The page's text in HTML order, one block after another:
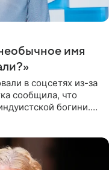
имя
в соцсетях из-за
сообщила, что
богини.